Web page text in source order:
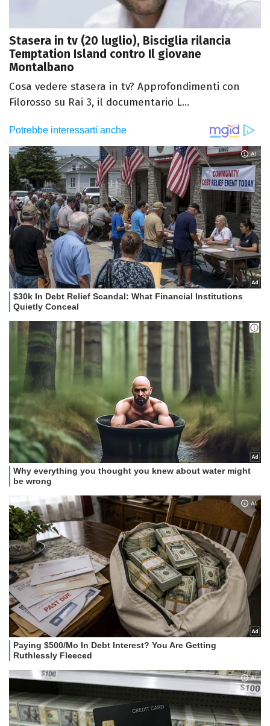
Stasera in tv (20 luglio), Bisciglia rilancia
Temptation Island contro Il giovane
Montalbano
Cosa vedere stasera in tv? Approfondimenti con
Filorosso su Rai 3, il documentario L...